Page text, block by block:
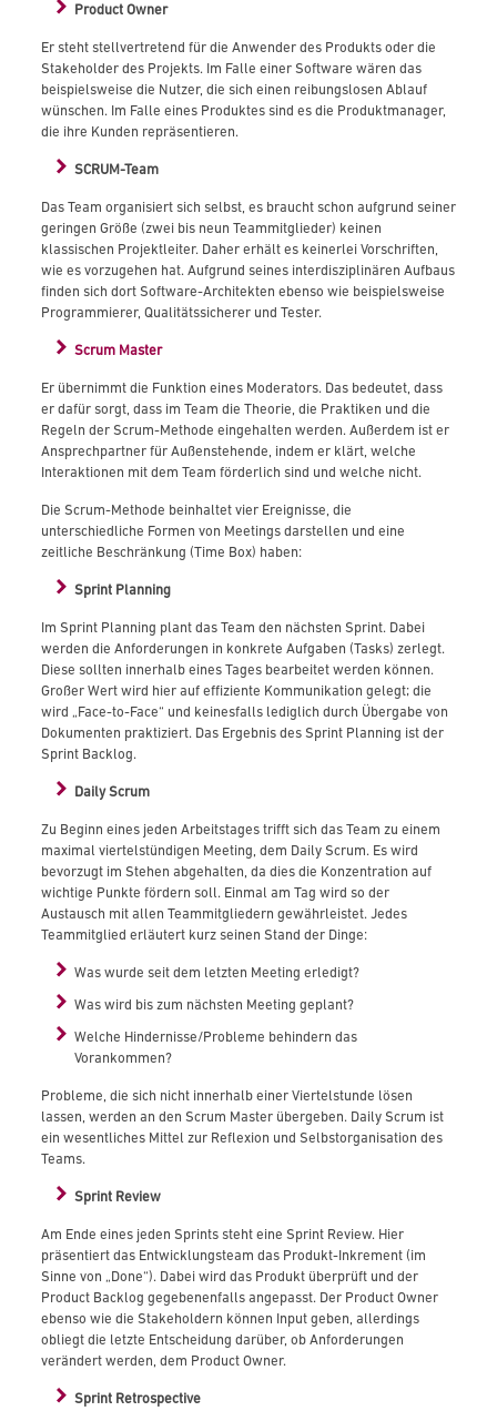
Product Owner
Er steht stellvertretend für die Anwender des Produkts oder die
Stakeholder des Projekts. Im Falle einer Software wären das
beispielsweise die Nutzer, die sich einen reibungslosen Ablauf
wünschen. Im Falle eines Produktes sind es die Produktmanager,
die ihre Kunden repräsentieren.
SCRUM-Team
Das Team organisiert sich selbst, es braucht schon aufgrund seiner
geringen Größe (zwei bis neun Teammitglieder) keinen
klassischen Projektleiter. Daher erhält es keinerlei Vorschriften,
wie es vorzugehen hat. Aufgrund seines interdisziplinären Aufbaus
finden sich dort Software-Architekten ebenso wie beispielsweise
Programmierer, Qualitätssicherer und Tester.
Scrum Master
Er übernimmt die Funktion eines Moderators. Das bedeutet, dass
er dafür sorgt, dass im Team die Theorie, die Praktiken und die
Regeln der Scrum-Methode eingehalten werden. Außerdem ist er
Ansprechpartner für Außenstehende, indem er klärt, welche
Interaktionen mit dem Team förderlich sind und welche nicht.
Die Scrum-Methode beinhaltet vier Ereignisse, die
unterschiedliche Formen von Meetings darstellen und eine
zeitliche Beschränkung (Time Box) haben:
Sprint Planning
Im Sprint Planning plant das Team den nächsten Sprint. Dabei
werden die Anforderungen in konkrete Aufgaben (Tasks) zerlegt.
Diese sollten innerhalb eines Tages bearbeitet werden können.
Großer Wert wird hier auf effiziente Kommunikation gelegt; die
wird „Face-to-Face“ und keinesfalls lediglich durch Übergabe von
Dokumenten praktiziert. Das Ergebnis des Sprint Planning ist der
Sprint Backlog.
Daily Scrum
Zu Beginn eines jeden Arbeitstages trifft sich das Team zu einem
maximal viertelstündigen Meeting, dem Daily Scrum. Es wird
bevorzugt im Stehen abgehalten, da dies die Konzentration auf
wichtige Punkte fördern soll. Einmal am Tag wird so der
Austausch mit allen Teammitgliedern gewährleistet. Jedes
Teammitglied erläutert kurz seinen Stand der Dinge:
Was wurde seit dem letzten Meeting erledigt?
Was wird bis zum nächsten Meeting geplant?
Welche Hindernisse/Probleme behindern das
Vorankommen?
Probleme, die sich nicht innerhalb einer Viertelstunde lösen
lassen, werden an den Scrum Master übergeben. Daily Scrum ist
ein wesentliches Mittel zur Reflexion und Selbstorganisation des
Teams.
Sprint Review
Am Ende eines jeden Sprints steht eine Sprint Review. Hier
präsentiert das Entwicklungsteam das Produkt-Inkrement (im
Sinne von „Done“). Dabei wird das Produkt überprüft und der
Product Backlog gegebenenfalls angepasst. Der Product Owner
ebenso wie die Stakeholdern können Input geben, allerdings
obliegt die letzte Entscheidung darüber, ob Anforderungen
verändert werden, dem Product Owner.
Sprint Retrospective